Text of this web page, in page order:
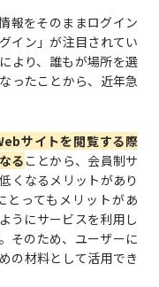
報をそのままログイン
イン」が注目されてい
より、誰もが場所を選
ったことから、近年急
サイトを閲覧する際
ることから、会員制サ
くなるメリットがあり
とってもメリットがあ
うにサービスを利用し
そのため、ユーザーに
の材料として活用でき